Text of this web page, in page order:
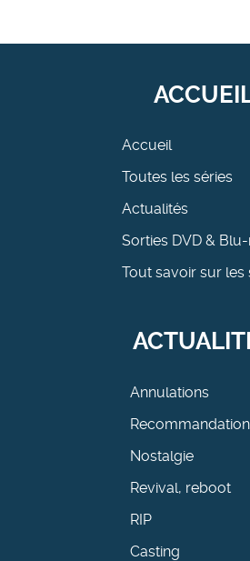
Accueil
Toutes les séries
Actualités
Sorties DVD &
Tout savoir sur les
Annulations
Nostalgie
Revival, reboot
RIP
Casting